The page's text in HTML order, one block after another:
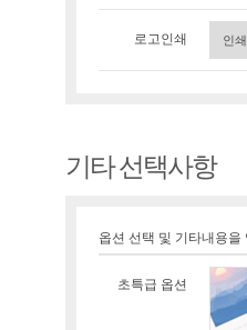
로고인쇄
기타 선택사항
옵션 선택 및 기타내용을
초특급 옵션